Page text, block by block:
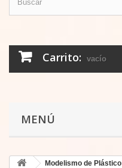
Carrito: vacío
MENÚ
Modelismo de Plástico